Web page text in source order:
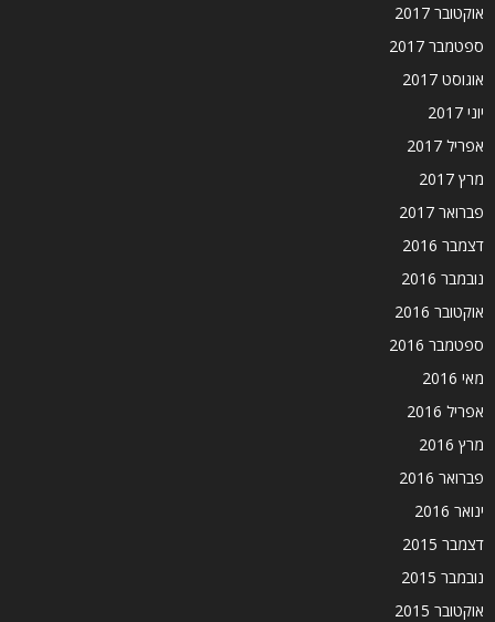
אוקטובר 2017
ספטמבר 2017
אוגוסט 2017
יוני 2017
אפריל 2017
מרץ 2017
פברואר 2017
דצמבר 2016
נובמבר 2016
אוקטובר 2016
ספטמבר 2016
מאי 2016
אפריל 2016
מרץ 2016
פברואר 2016
ינואר 2016
דצמבר 2015
נובמבר 2015
אוקטובר 2015